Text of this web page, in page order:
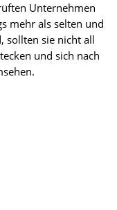
Unternehmen
mehr als selten und
sollten sie nicht all
und sich nach